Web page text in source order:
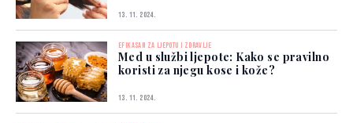
13. 11. 2024.
EFIKASAN ZA LJEPOTU I ZDRAVLJE
Med u službi ljepote: Kako se pravilno
koristi za njegu kose i kože?
13. 11. 2024.